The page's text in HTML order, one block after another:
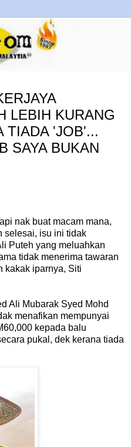
LEBIH KURANG
TIADA 'JOB'...
SAYA BUKAN
nak buat macam mana,
selesai, isu ini tidak
Puteh yang meluahkan
tidak menerima tawaran
kakak iparnya, Siti
Ali Mubarak Syed Mohd
menafikan mempunyai
kepada balu
pukal, dek kerana tiada